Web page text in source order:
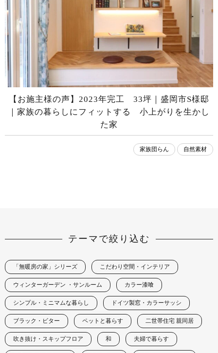
【お施主様の声】2023年完工 33坪｜盛岡市S様邸
｜家族の暮らしにフィットする 小上がりを生かし
た家
家族団らん 自然素材
テーマで絞り込む
「無暖房の家」シリーズ こだわり空間・インテリア
ウィンターガーデン ・サンルーム カラー漆喰
シンプル・ミニマムな暮らし ドイツ製窓・カラーサッシ
ブラック・ビター ペットと暮らす 二世帯住宅 親同居
吹き抜け・スキップフロア 和 夫婦で暮らす